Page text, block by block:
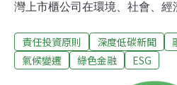
灣上市櫃公司在環境、社會、經
值。責任投資超過100兆美元
ESG（Environmental：環境、
責任投資原則 深度低碳新聞
氣候變遷
綠色金融 ESG